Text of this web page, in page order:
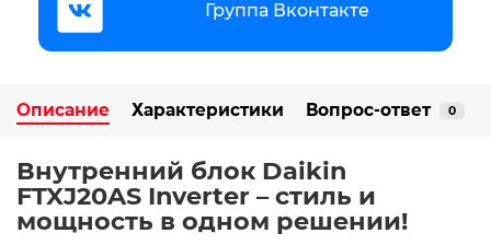
Группа Вконтакте
Описание Характеристики Вопрос-ответ 0
Внутренний блок Daikin
FTXJ20AS Inverter – стиль и
мощность в одном решении! ️